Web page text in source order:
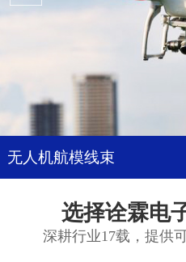
无人机航模线束
选择诠霖电
深耕行业17载，提供